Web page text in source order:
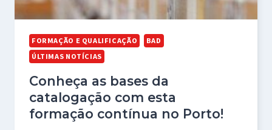
FORMAÇÃO E QUALIFICAÇÃO
BAD
ÚLTIMAS NOTÍCIAS
Conheça as bases da
catalogação com esta
formação contínua no Porto!